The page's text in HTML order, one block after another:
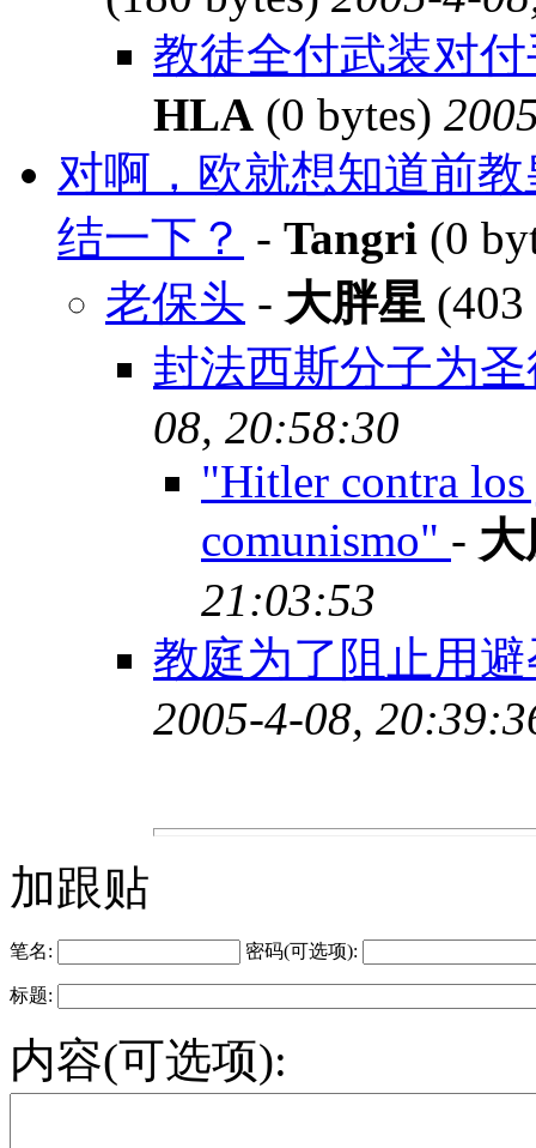
教徒全付武装对
HLA (0 bytes)
对啊，欧就想知道前
结一下？ - Tangri (0
老保头 - 大胖星
封法西斯分子为
08, 20:58:30
"Hitler contra
comunismo" -
21:03:53
教庭为了阻止用
2005-4-08,
加跟贴
笔名: 密码(可选项):
标题:
内容(可选项):